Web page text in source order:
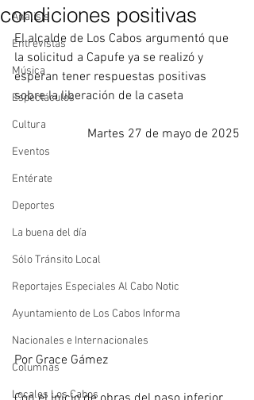
Analisis
Entrevistas
Música
Espectáculos
Cultura
Eventos
Entérate
Deportes
La buena del día
Sólo Tránsito Local
Reportajes Especiales Al Cabo Notic
Ayuntamiento de Los Cabos Informa
Nacionales e Internacionales
Columnas
Locales Los Cabos
condiciones positivas
El alcalde de Los Cabos argumentó que
la solicitud a Capufe ya se realizó y
esperan tener respuestas positivas
sobre la liberación de la caseta
Martes 27 de mayo de 2025
Por Grace Gámez